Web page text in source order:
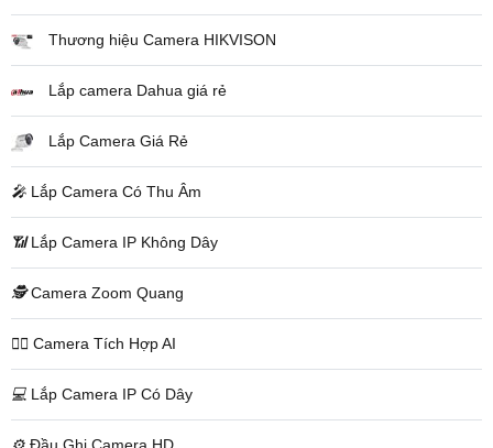
Thương hiệu Camera HIKVISON
Lắp camera Dahua giá rẻ
Lắp Camera Giá Rẻ
️🎤️ Lắp Camera Có Thu Âm
📶Lắp Camera IP Không Dây
🕵️Camera Zoom Quang
🧛‍♀️ Camera Tích Hợp AI
💻 Lắp Camera IP Có Dây